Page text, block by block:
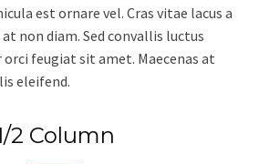
est ornare vel. Cras vitae lacus a
non diam. Sed convallis luctus
feugiat sit amet. Maecenas at
eleifend.
2 Column